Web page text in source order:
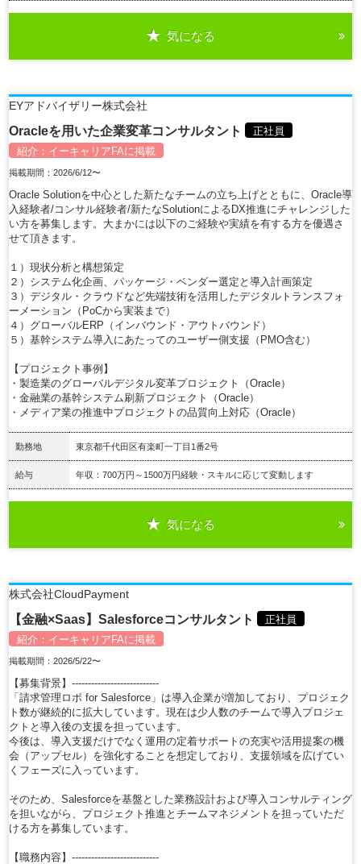
気になる
EYアドバイザリー株式会社
Oracleを用いた企業変革コンサルタント
正社員
紹介： イーキャリアFAに掲載
掲載期間：2026/6/12〜
Oracle Solutionを中心とした新たなチームの立ち上げとともに、Oracle導
入経験者/コンサル経験者/新たなSolutionによるDX推進にチャレンジした
い方を募集します。大まかには以下のご経験や実績を有する方を優遇さ
せて頂きます。
１）現状分析と構想策定
２）システム化企画、パッケージ・ベンダー選定と導入計画策定
３）デジタル・クラウドなど先端技術を活用したデジタルトランスフォ
ーメーション（PoCから実装まで）
４）グローバルERP（インバウンド・アウトバウンド）
５）基幹システム導入にあたってのユーザー側支援（PMO含む）
【プロジェクト事例】
・製造業のグローバルデジタル変革プロジェクト（Oracle）
・金融業の基幹システム刷新プロジェクト（Oracle）
・メディア業の推進中プロジェクトの品質向上対応（Oracle）
勤務地 東京都千代田区有楽町一丁目1番2号
給与 年収：700万円～1500万円経験・スキルに応じて変動します
気になる
株式会社CloudPayment
【金融×Saas】Salesforceコンサルタント
正社員
紹介： イーキャリアFAに掲載
掲載期間：2026/5/22〜
【募集背景】---------------------------
「請求管理ロボ for Salesforce」は導入企業が増加しており、プロジェク
ト数が継続的に拡大しています。現在は少人数のチームで導入プロジェ
クトと導入後の支援を担っています。
今後は、導入支援だけでなく運用の定着サポートの充実や活用提案の機
会（アップセル）を強化することを想定しており、支援領域を広げてい
くフェーズに入っています。
そのため、Salesforceを基盤とした業務設計および導入コンサルティング
を担いながら、プロジェクト推進とチームマネジメントを担っていただ
ける方を募集しています。
【職務内容】---------------------------